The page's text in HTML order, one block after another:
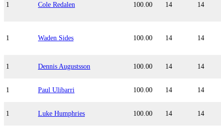
1 Cole Redalen 100.00 14 14
1 Waden Sides 100.00 14 14
1 Dennis Augustsson 100.00 14 14
1 Paul Ulibarri 100.00 14 14
1 Luke Humphries 100.00 14 14